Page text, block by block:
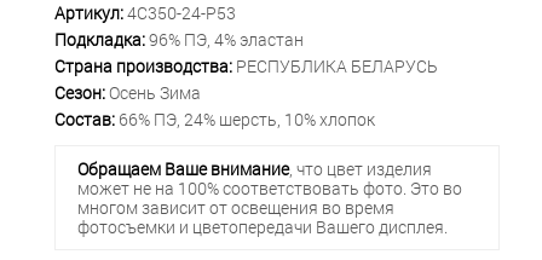
Артикул:4С350-24-Р53
Подкладка:96% ПЭ, 4% эластан
Страна производства: РЕСПУБЛИКА БЕЛАРУСЬ
Сезон:Осень Зима
Состав: 66% ПЭ, 24% шерсть, 10% хлопок
Обращаем Ваше внимание, что цвет изделия
может не на 100% соответствовать фото. Это во
многом зависит от освещения во время
фотосъемки и цветопередачи Вашего дисплея.